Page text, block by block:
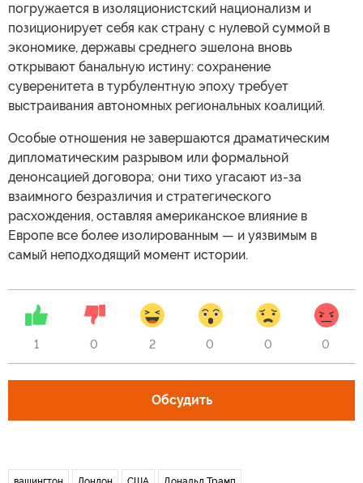
погружается в изоляционистский национализм и
позиционирует себя как страну с нулевой суммой в
экономике, державы среднего эшелона вновь
открывают банальную истину: сохранение
суверенитета в турбулентную эпоху требует
выстраивания автономных региональных коалиций.
Особые отношения не завершаются драматическим
дипломатическим разрывом или формальной
денонсацией договора; они тихо угасают из-за
взаимного безразличия и стратегического
расхождения, оставляя американское влияние в
Европе все более изолированным — и уязвимым в
самый неподходящий момент истории.
1 0 2 0 0 0
Обсудить